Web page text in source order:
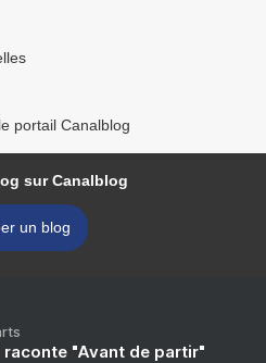
portail Canalblog
sur Canalblog
un blog
raconte "Avant de partir"